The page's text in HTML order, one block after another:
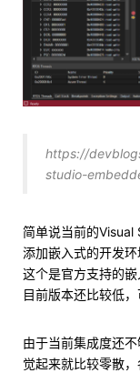
https://
studio-
简单说当前的Visual
添加嵌入式的开发
这个是官方支持的
目前版本还比较低，
由于当前集成度还
觉起来就比较零散